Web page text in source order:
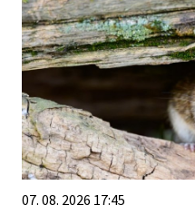
07. 08. 2026 17:45